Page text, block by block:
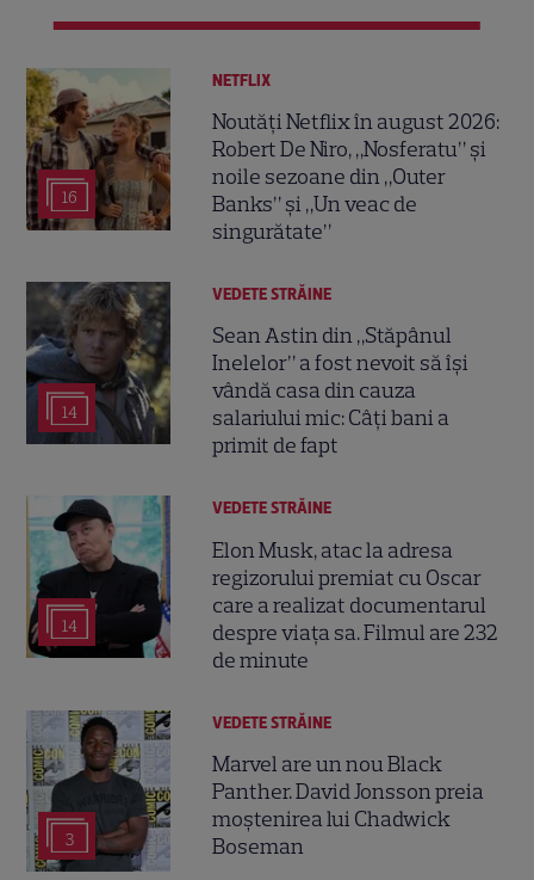
16
NETFLIX
Noutăți Netflix în august 2026:
Robert De Niro, „Nosferatu” și
noile sezoane din „Outer
Banks” și „Un veac de
singurătate”
14
VEDETE STRĂINE
Sean Astin din „Stăpânul
Inelelor” a fost nevoit să își
vândă casa din cauza
salariului mic: Câți bani a
primit de fapt
14
VEDETE STRĂINE
Elon Musk, atac la adresa
regizorului premiat cu Oscar
care a realizat documentarul
despre viața sa. Filmul are 232
de minute
3
VEDETE STRĂINE
Marvel are un nou Black
Panther. David Jonsson preia
moștenirea lui Chadwick
Boseman